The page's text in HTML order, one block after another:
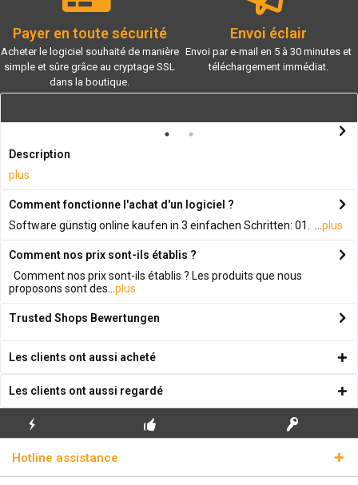
Payer en toute sécurité
Acheter le logiciel souhaité de manière
simple et sûre grâce au cryptage SSL
dans la boutique.
Envoi éclair
Envoi par e-mail en 5 à 30 minutes et
téléchargement immédiat.
Description
plus
Comment fonctionne l'achat d'un logiciel ?
Software günstig online kaufen in 3 einfachen Schritten: 01. ... plus
Comment nos prix sont-ils établis ?
Comment nos prix sont-ils établis ? Les produits que nous
proposons sont des... plus
Trusted Shops Bewertungen
Les clients ont aussi acheté
Les clients ont aussi regardé
ÉCLAIR
Hotline assistance